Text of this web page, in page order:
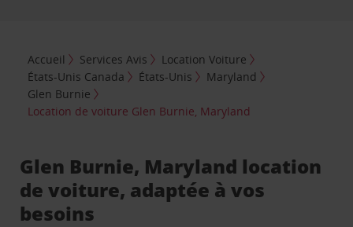
Accueil Services Avis
Location Voiture
États-Unis Canada
États-Unis
Maryland
Glen Burnie
Location de voiture Glen Burnie, Maryland
Glen Burnie, Maryland location
de voiture, adaptée à vos
besoins